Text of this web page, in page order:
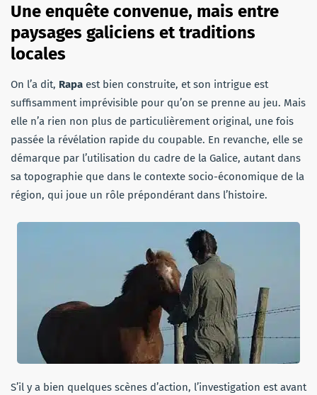
Une enquête convenue, mais entre
paysages galiciens et traditions
locales
On l’a dit, Rapa est bien construite, et son intrigue est
suffisamment imprévisible pour qu’on se prenne au jeu. Mais
elle n’a rien non plus de particulièrement original, une fois
passée la révélation rapide du coupable. En revanche, elle se
démarque par l’utilisation du cadre de la Galice, autant dans
sa topographie que dans le contexte socio-économique de la
région, qui joue un rôle prépondérant dans l’histoire.
S’il y a bien quelques scènes d’action, l’investigation est avant